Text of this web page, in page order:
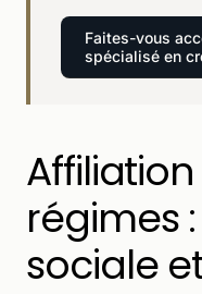
Faites-vous
spécialisé en
régimes
sociale